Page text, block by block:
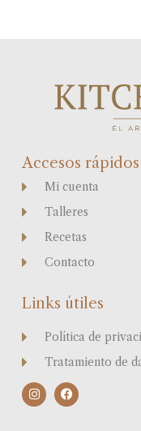
Accesos rápidos
Mi cuenta
Talleres
Recetas
Contacto
Links útiles
Política de
Tratamiento de
I
n
s
F
a
c